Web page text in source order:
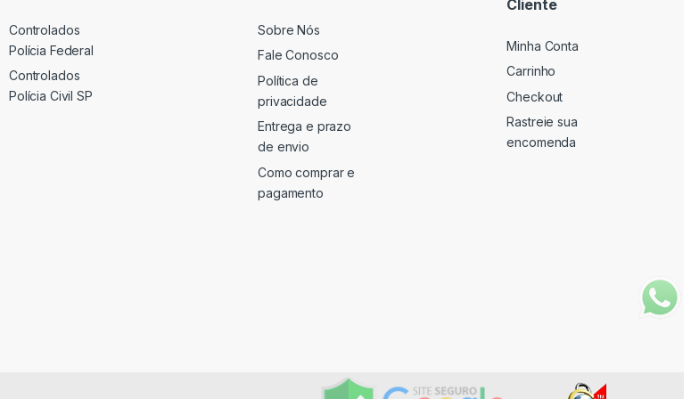
Controlados
Polícia Federal
Controlados
Polícia Civil SP
Sobre Nós
Fale Conosco
Política de
privacidade
Entrega e prazo
de envio
Como comprar e
pagamento
Cliente
Minha Conta
Carrinho
Checkout
Rastreie sua
encomenda